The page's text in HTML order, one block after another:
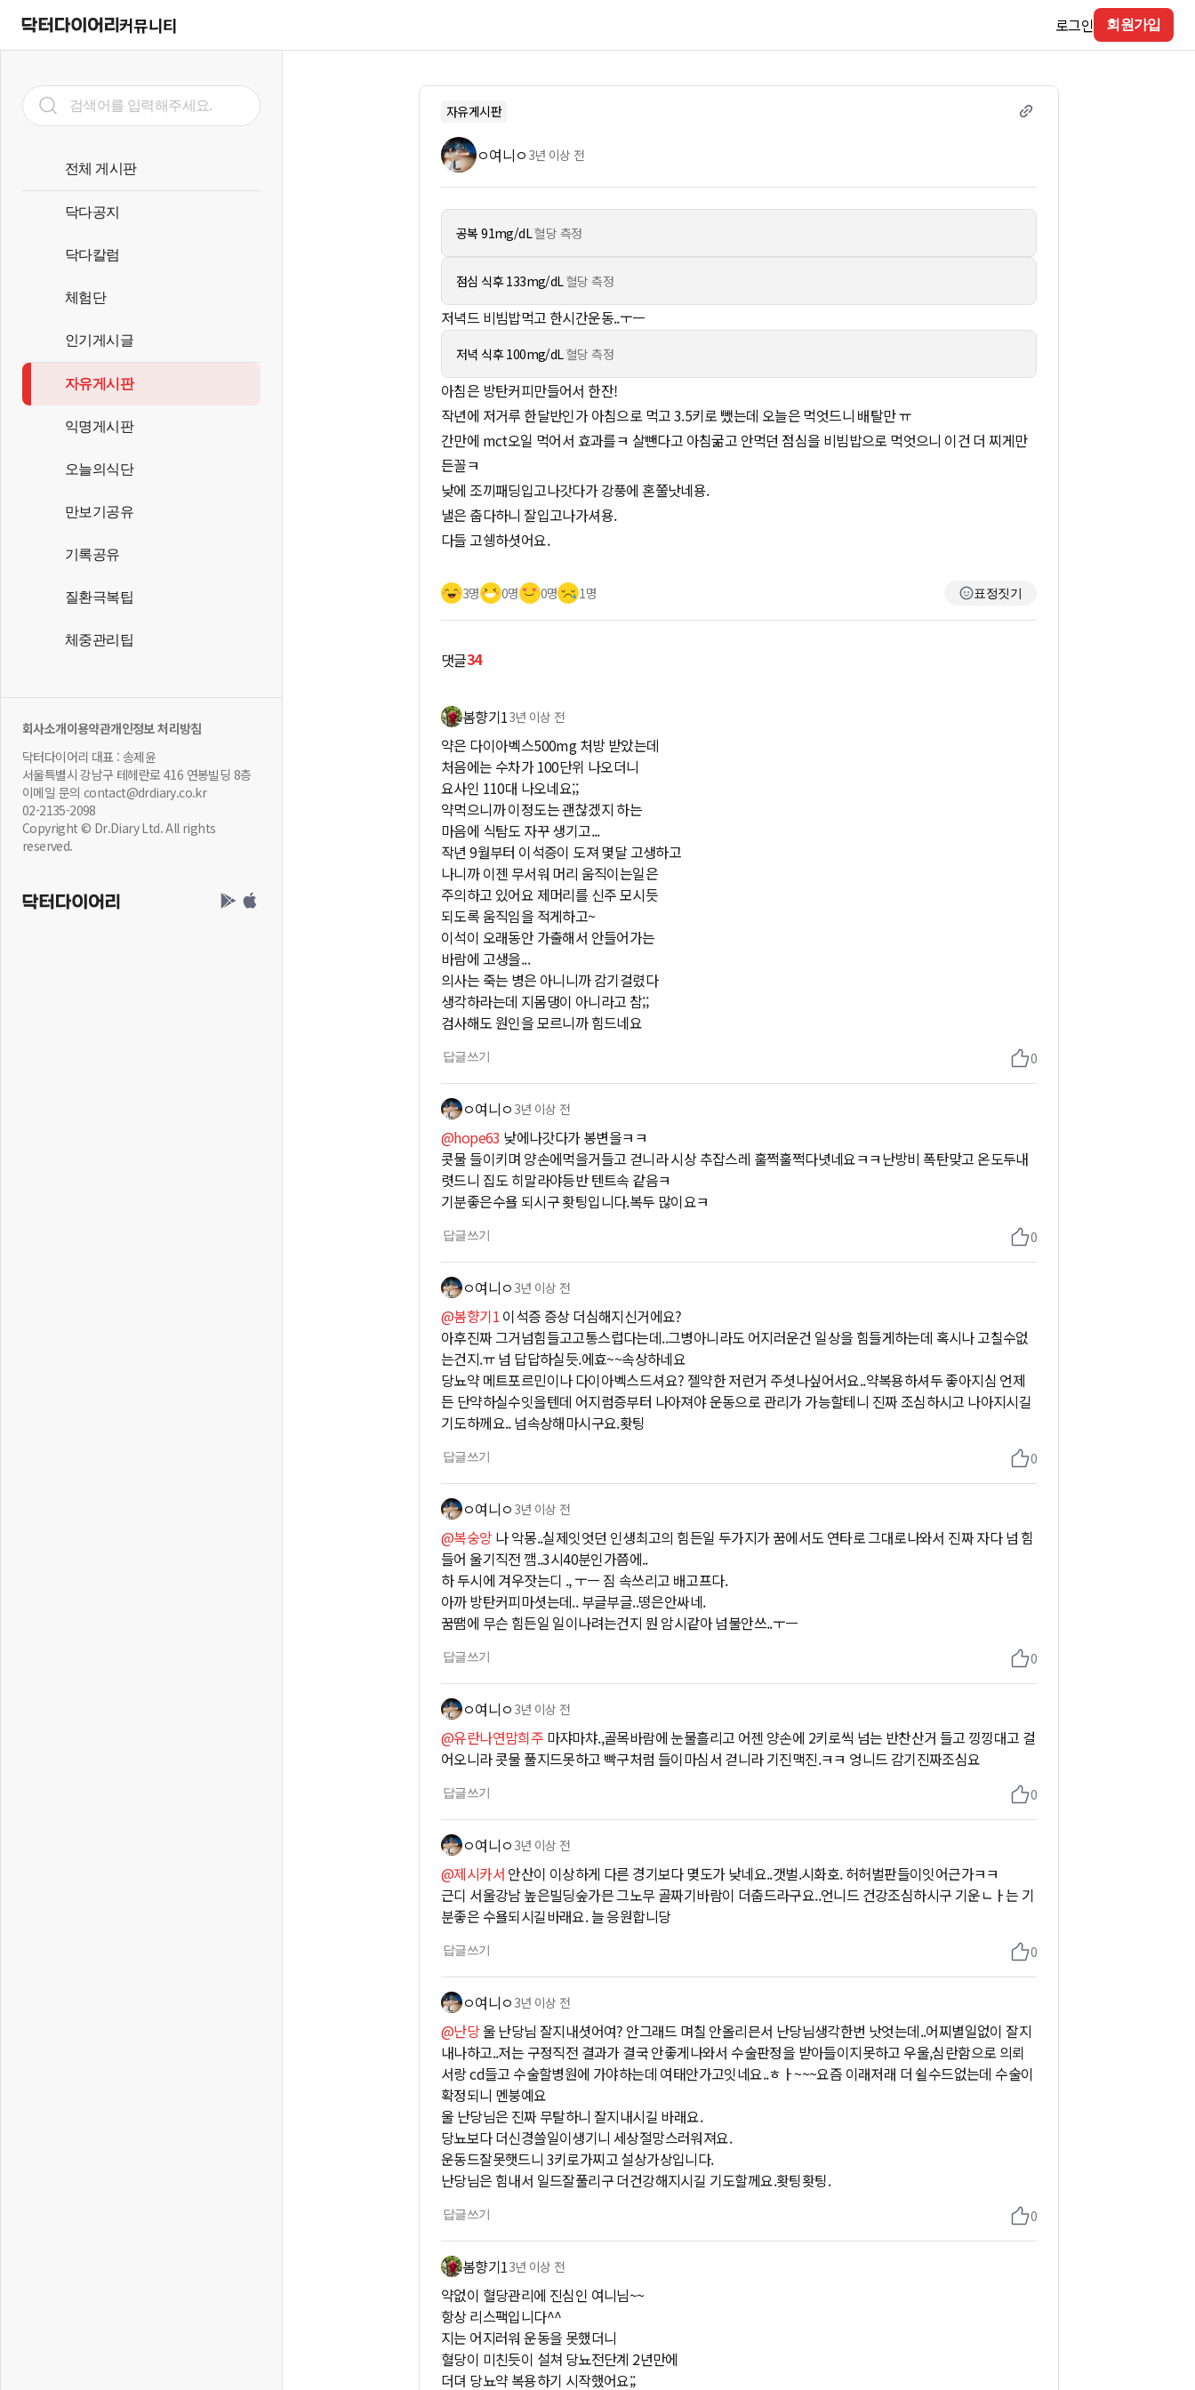
커뮤니티 로그인 회원가입
전체 게시판
닥다공지
닥다칼럼
체험단
인기게시글
자유게시판
익명게시판
오늘의식단
만보기공유
기록공유
질환극복팁
체중관리팁
회사소개이용약관개인정보 처리방침
닥터다이어리 대표 : 송제윤
서울특별시 강남구 테헤란로 416 연봉빌딩 8층
이메일 문의 contact@drdiary.co.kr
02-2135-2098
Copyright © Dr.Diary Ltd. All rights
reserved.
자유게시판
ㅇ여니ㅇ 3년 이상 전
공복 91mg/dL혈당 측정
점심 식후 133mg/dL혈당 측정
저녁드 비빔밥먹고 한시간운동..ㅜㅡ
저녁 식후 100mg/dL혈당 측정
아침은 방탄커피만들어서 한잔!
작년에 저거루 한달반인가 아침으로 먹고 3.5키로 뺐는데 오늘은 먹엇드니 배탈만 ㅠ
간만에 mct오일 먹어서 효과를ㅋ 살뺀다고 아침굶고 안먹던 점심을 비빔밥으로 먹엇으니 이건 더 찌게만
든꼴ㅋ
낮에 조끼패딩입고나갓다가 강풍에 혼쭐낫네용.
낼은 춥다하니 잘입고나가셔용.
다들 고쉥하셧어요.
3명 0명 0명 1명 표정짓기
댓글34
봄향기13년 이상 전
약은 다이아벡스500mg 처방 받았는데
처음에는 수차가 100단위 나오더니
요사인 110대 나오네요;;
약먹으니까 이정도는 괜찮겠지 하는
마음에 식탐도 자꾸 생기고...
작년 9월부터 이석증이 도져 몇달 고생하고
나니까 이젠 무서워 머리 움직이는일은
주의하고 있어요 제머리를 신주 모시듯
되도록 움직임을 적게하고~
이석이 오래동안 가출해서 안들어가는
바람에 고생을...
의사는 죽는 병은 아니니까 감기걸렸다
생각하라는데 지몸댕이 아니라고 참;;
검사해도 원인을 모르니까 힘드네요
답글쓰기 0
ㅇ여니ㅇ 3년 이상 전
@hope63 낮에나갓다가 봉변을ㅋㅋ
콧물 들이키며 양손에먹을거들고 걷니라 시상 추잡스레 훌쩍훌쩍다녓네요ㅋㅋ난방비 폭탄맞고 온도두내
렷드니 집도 히말라야등반 텐트속 같음ㅋ
기분좋은수욜 되시구 홧팅입니다.복두 많이요ㅋ
답글쓰기 0
ㅇ여니ㅇ 3년 이상 전
@봄향기1 이석증 증상 더심해지신거에요?
아후진짜 그거넘힘들고고통스럽다는데..그병아니라도 어지러운건 일상을 힘들게하는데 혹시나 고칠수없
는건지.ㅠ 넘 답답하실듯.에효~~속상하네요
당뇨약 메트포르민이나 다이아벡스드셔요? 젤약한 저런거 주셧나싶어서요..약복용하셔두 좋아지심 언제
든 단약하실수잇을텐데 어지럼증부터 나아져야 운동으로 관리가 가능할테니 진짜 조심하시고 나아지시길
기도하께요.. 넘속상해마시구요.홧팅
답글쓰기 0
ㅇ여니ㅇ 3년 이상 전
@복숭앙 나 악몽..실제잇엇던 인생최고의 힘든일 두가지가 꿈에서도 연타로 그대로나와서 진짜 자다 넘 힘
들어 울기직전 깸..3시40분인가쯤에..
하 두시에 겨우잣는디 ., ㅜㅡ 짐 속쓰리고 배고프다.
아까 방탄커피마셧는데.. 부글부글..떵은안싸네.
꿈땜에 무슨 힘든일 일이나려는건지 뭔 암시같아 넘불안쓰..ㅜㅡ
답글쓰기 0
ㅇ여니ㅇ 3년 이상 전
@유란나연맘희주 마쟈마챠.,골목바람에 눈물흘리고 어젠 양손에 2키로씩 넘는 반찬산거 들고 낑낑대고 걸
어오니라 콧물 풀지드못하고 빡구처럼 들이마심서 걷니라 기진맥진.ㅋㅋ 엉니드 감기진짜조심요
답글쓰기 0
ㅇ여니ㅇ 3년 이상 전
@제시카서 안산이 이상하게 다른 경기보다 몆도가 낮네요..갯벌.시화호. 허허벌판들이잇어근가ㅋㅋ
근디 서울강남 높은빌딩숲가믄 그노무 골짜기바람이 더춥드라구요..언니드 건강조심하시구 기운ㄴㅏ는 기
분좋은 수욜되시길바래요. 늘 응원합니당
답글쓰기 0
ㅇ여니ㅇ 3년 이상 전
@난당울 난당님 잘지내셧어여? 안그래드 며칠 안올리믄서 난당님생각한번 낫엇는데..어찌별일없이 잘지
내나하고..저는 구정직전 결과가 결국 안좋게나와서 수술판정을 받아들이지못하고 우울,심란함으로 의뢰
서랑 cd들고 수술할병원에 가야하는데 여태안가고잇네요..ㅎㅏ~~~요즘 이래저래 더 쉴수드없는데 수술이
확정되니 멘붕예요
울 난당님은 진짜 무탈하니 잘지내시길 바래요.
당뇨보다 더신경쓸일이생기니 세상절망스러워져요.
운동드잘못햇드니 3키로가찌고 설상가상입니다.
난당님은 힘내서 일드잘풀리구 더건강해지시길 기도할께요.홧팅홧팅.
답글쓰기 0
봄향기13년 이상 전
약없이 혈당관리에 진심인 여니님~~
항상 리스팩입니다^^
지는 어지러워 운동을 못했더니
혈당이 미친듯이 설쳐 당뇨전단계 2년만에
더뎌 당뇨약 복용하기 시작했어요;;